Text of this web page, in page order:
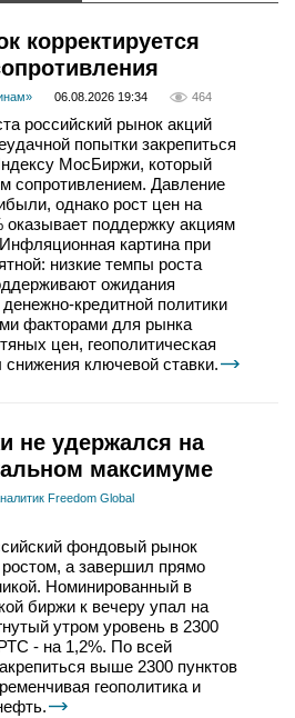
корректируется
06.08.2026 19:34 464
российский рынок акций
попытки закрепиться
МосБиржи, который
сопротивлением. Давление
однако рост цен на
оказывает поддержку акциям
картина при
низкие темпы роста
ожидания
кредитной политики
факторами для рынка
цен, геополитическая
ключевой ставки.
не удержался на
максимуме
Freedom Global
фондовый рынок
а завершил прямо
Номинированный в
биржи к вечеру упал на
утром уровень в 2300
- на 1,2%. По всей
выше 2300 пунктов
геополитика и